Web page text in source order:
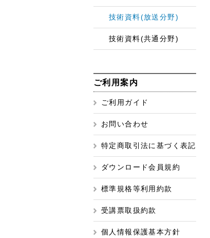
技術資料(放送分野)
技術資料(共通分野)
ご利用案内
ご利用ガイド
お問い合わせ
特定商取引法に基づく表記
ダウンロード会員規約
標準規格等利用約款
受講票取扱約款
個人情報保護基本方針